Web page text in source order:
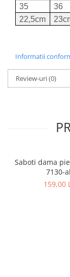
35 36
22,5cm
Informatii
Review-uri(0)
Saboti dama
7130-
159,00